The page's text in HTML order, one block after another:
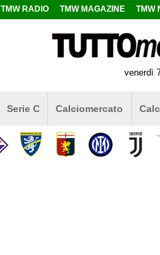
TMW RADIO TMW MAGAZINE TMW
venerdì
Serie C Calciomercato